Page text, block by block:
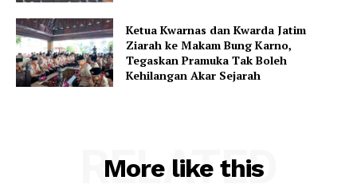
Ketua Kwarnas dan Kwarda Jatim
Ziarah ke Makam Bung Karno,
Tegaskan Pramuka Tak Boleh
Kehilangan Akar Sejarah
More like this
RELATED